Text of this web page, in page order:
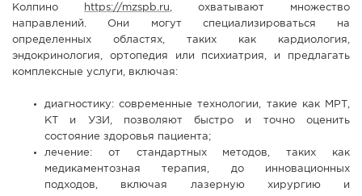
ФОТО
Колпино
https://mzspb.ru , охватывают множество
направлений. Они могут специализироваться на
определенных областях, таких как кардиология,
эндокринология, ортопедия или психиатрия, и предлагать
комплексные услуги, включая:
диагностику: современные технологии, такие как МРТ,
КТ и УЗИ, позволяют быстро и точно оценить
состояние здоровья пациента;
лечение: от стандартных методов, таких как
медикаментозная терапия, до инновационных
подходов, включая лазерную хирургию и